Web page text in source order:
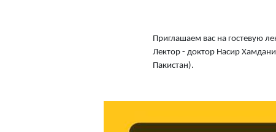
режиминде каттооПриглашаем вас на гостевую
Лектор - доктор Насир
Пакистан).